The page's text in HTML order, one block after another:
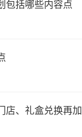
包括哪些内容点
店、礼盒兑换再加